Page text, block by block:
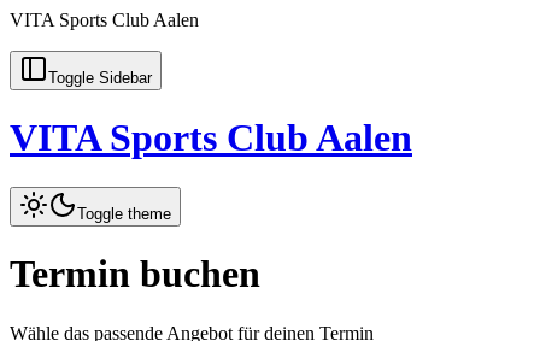
VITA Sports Club Aalen
Toggle Sidebar
VITA Sports Club Aalen
Toggle theme
Termin buchen
Wähle das passende Angebot für deinen Termin